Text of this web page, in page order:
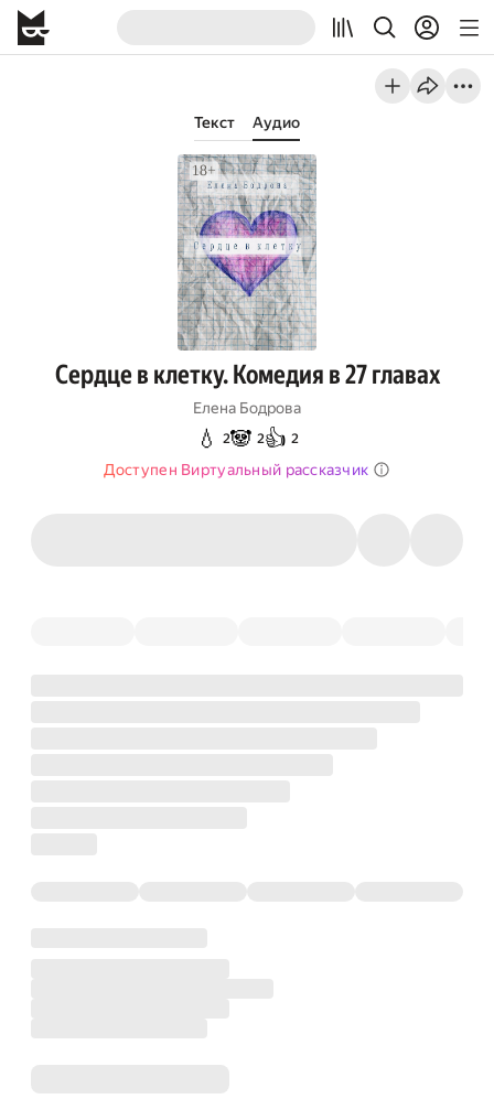
Текст Аудио
Сердце в клетку. Комедия в 27 главах
Елена Бодрова
💧 2🐼 2👍 2
Доступен Виртуальный рассказчик